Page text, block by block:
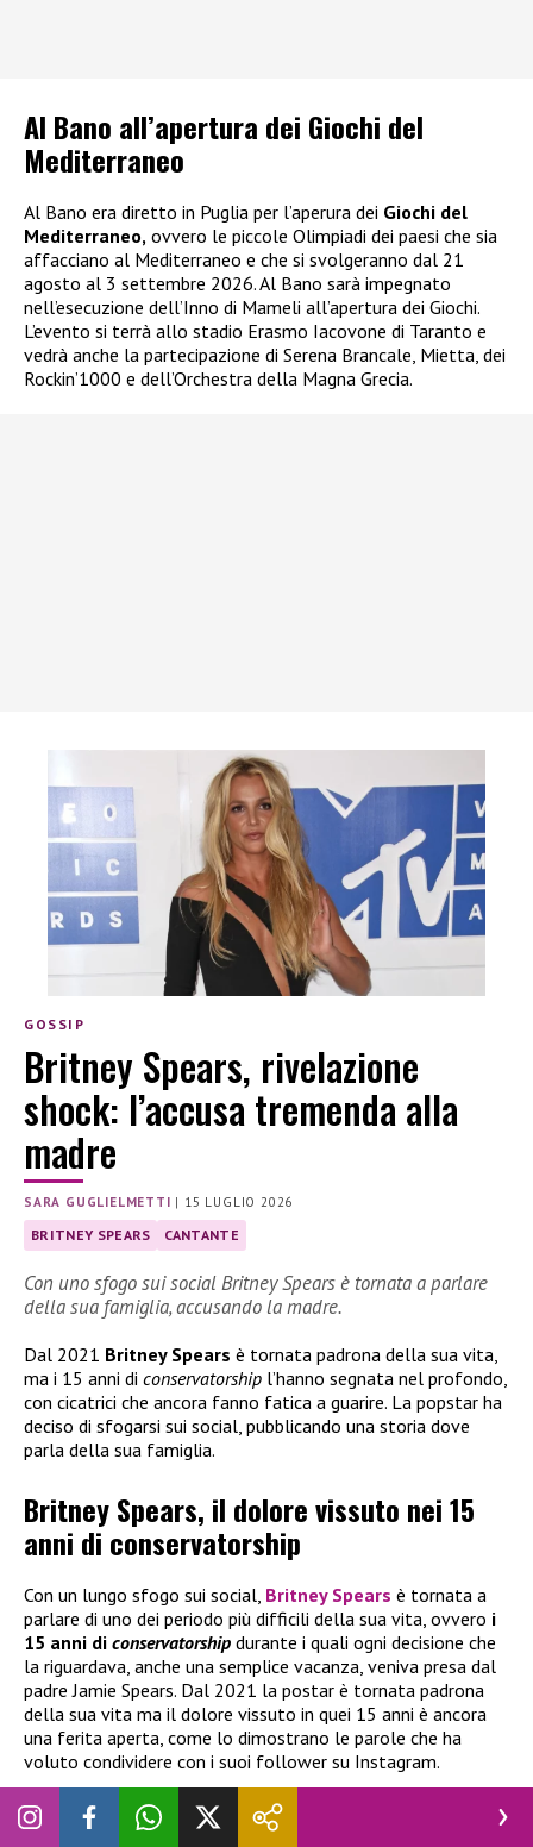
Al Bano all’apertura dei Giochi del
Mediterraneo
Al Bano era diretto in Puglia per l’aperura dei Giochi del
Mediterraneo, ovvero le piccole Olimpiadi dei paesi che sia
affacciano al Mediterraneo e che si svolgeranno dal 21
agosto al 3 settembre 2026. Al Bano sarà impegnato
nell’esecuzione dell’Inno di Mameli all’apertura dei Giochi.
L’evento si terrà allo stadio Erasmo Iacovone di Taranto e
vedrà anche la partecipazione di Serena Brancale, Mietta, dei
Rockin’1000 e dell’Orchestra della Magna Grecia.
GOSSIP
Britney Spears, rivelazione
shock: l’accusa tremenda alla
madre
SARA GUGLIELMETTI | 15 LUGLIO 2026
BRITNEY SPEARS CANTANTE
Con uno sfogo sui social Britney Spears è tornata a parlare
della sua famiglia, accusando la madre.
Dal 2021 Britney Spears è tornata padrona della sua vita,
ma i 15 anni di conservatorship l’hanno segnata nel profondo,
con cicatrici che ancora fanno fatica a guarire. La popstar ha
deciso di sfogarsi sui social, pubblicando una storia dove
parla della sua famiglia.
Britney Spears, il dolore vissuto nei 15
anni di conservatorship
Con un lungo sfogo sui social, Britney Spears è tornata a
parlare di uno dei periodo più difficili della sua vita, ovvero i
15 anni di conservatorship durante i quali ogni decisione che
la riguardava, anche una semplice vacanza, veniva presa dal
padre Jamie Spears. Dal 2021 la postar è tornata padrona
della sua vita ma il dolore vissuto in quei 15 anni è ancora
una ferita aperta, come lo dimostrano le parole che ha
voluto condividere con i suoi follower su Instagram.